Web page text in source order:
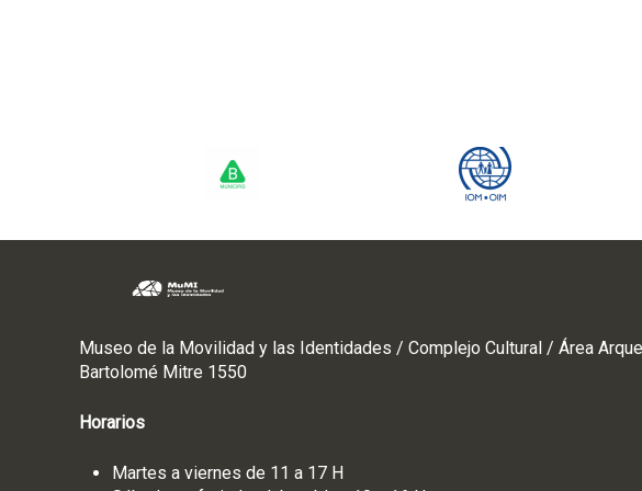
Museo de la Movilidad y las Identidades / Complejo Cultural / Área
Bartolomé Mitre 1550
Horarios
Martes a viernes de 11 a 17 H